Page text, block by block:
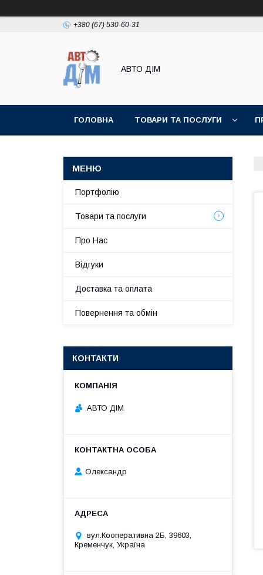
+380 (67) 530-60-31
АВТО ДIМ
ГОЛОВНА ТОВАРИ ТА ПОСЛУГИ
Портфолію
Товари та послуги
Про Нас
Відгуки
Доставка та оплата
Повернення та обмін
КОНТАКТИ
АВТО ДІМ
Олександр
вул.Кооперативна 2Б, 39603,
Кременчук, Україна